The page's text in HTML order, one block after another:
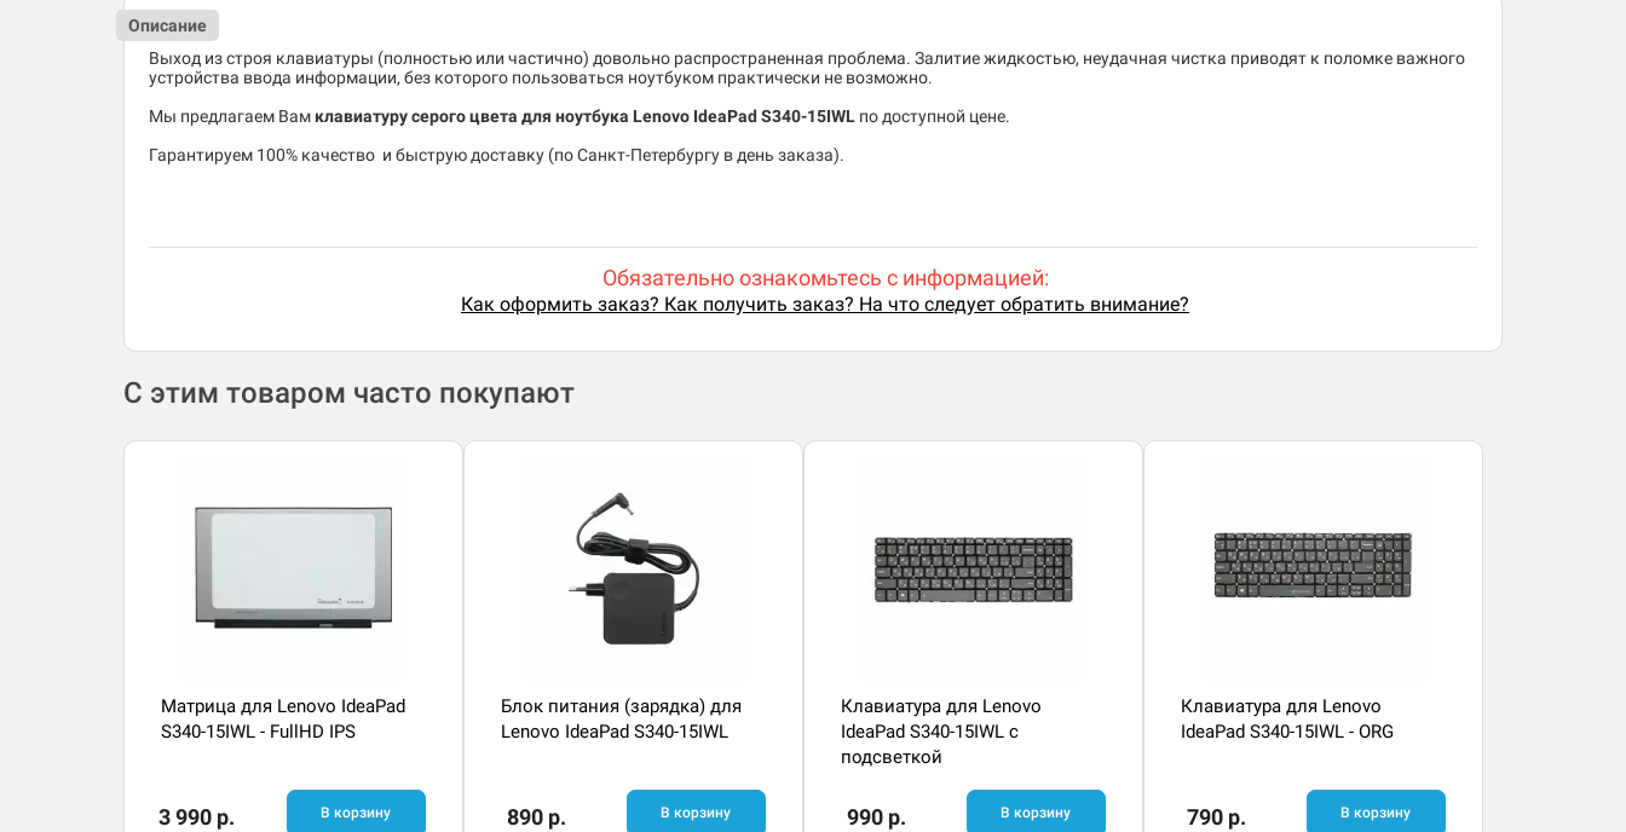
Описание
Выход из строя клавиатуры (полностью или частично) довольно распространенная проблема. Залитие жидкостью, неудачная чистка приводят к поломке важного
устройства ввода информации, без которого пользоваться ноутбуком практически не возможно.
Мы предлагаем Вам клавиатуру серого цвета для ноутбука Lenovo IdeaPad S340-15IWL по доступной цене.
​Гарантируем 100% качество и быструю доставку (по Санкт-Петербургу в день заказа).
Обязательно ознакомьтесь с информацией:
Как оформить заказ? Как получить заказ? На что следует обратить внимание?
С этим товаром часто покупают
Матрица для Lenovo IdeaPad
S340-15IWL - FullHD IPS
3 990 р. В корзину
Блок питания (зарядка) для
Lenovo IdeaPad S340-15IWL
890 р. В корзину
Клавиатура для Lenovo
IdeaPad S340-15IWL с
подсветкой
990 р. В корзину
Клавиатура для Lenovo
IdeaPad S340-15IWL - ORG
790 р. В корзину